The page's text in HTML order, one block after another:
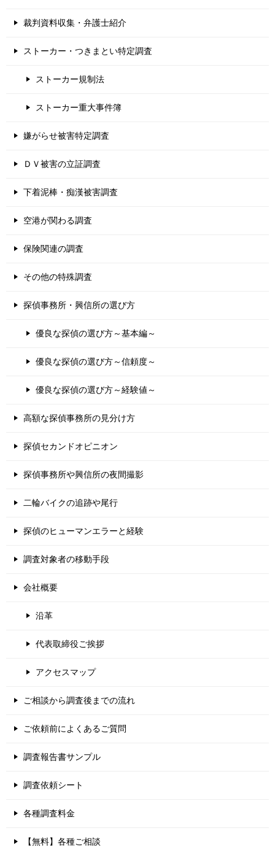
裁判資料収集・弁護士紹介
ストーカー・つきまとい特定調査
ストーカー規制法
ストーカー重大事件簿
嫌がらせ被害特定調査
ＤＶ被害の立証調査
下着泥棒・痴漢被害調査
空港が関わる調査
保険関連の調査
その他の特殊調査
探偵事務所・興信所の選び方
優良な探偵の選び方～基本編～
優良な探偵の選び方～信頼度～
優良な探偵の選び方～経験値～
高額な探偵事務所の見分け方
探偵セカンドオピニオン
探偵事務所や興信所の夜間撮影
二輪バイクの追跡や尾行
探偵のヒューマンエラーと経験
調査対象者の移動手段
会社概要
沿革
代表取締役ご挨拶
アクセスマップ
ご相談から調査後までの流れ
ご依頼前によくあるご質問
調査報告書サンプル
調査依頼シート
各種調査料金
【無料】各種ご相談